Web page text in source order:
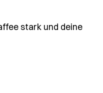
stark und deine